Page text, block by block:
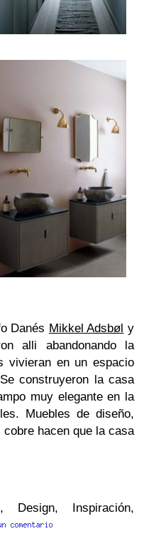
Danés Mikkel Adsbøl y
alli abandonando la
vivieran en un espacio
construyeron la casa
muy elegante en la
Muebles de diseño,
hacen que la casa
Design, Inspiración,